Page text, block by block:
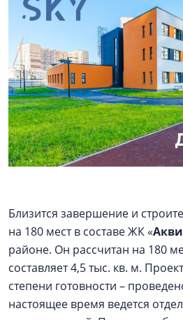
Близится завершение и
на 180 мест в составе ЖК «
районе. Он рассчитан на 180
составляет 4,5 тыс. кв. м.
степени готовности –
настоящее время ведется